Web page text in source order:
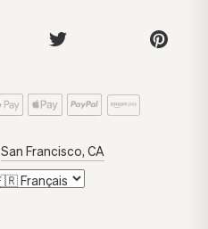
San Francisco, CA